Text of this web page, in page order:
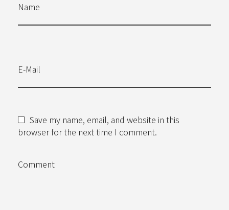
Name
E-Mail
Save my name, email, and website in this
browser for the next time I comment.
Comment